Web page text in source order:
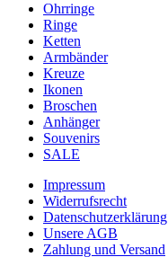
Ohrringe
Ringe
Ketten
Armbänder
Kreuze
Ikonen
Broschen
Anhänger
Souvenirs
SALE
Impressum
Widerrufsrecht
Datenschutzerklärung
Unsere AGB
Zahlung und Versand